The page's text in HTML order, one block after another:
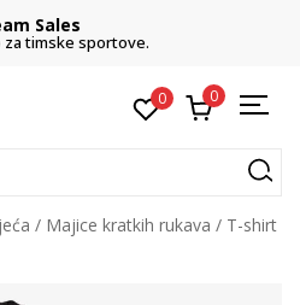
Sales
za timske sportove.
0 0
Majice kratkih rukava
T-shirt